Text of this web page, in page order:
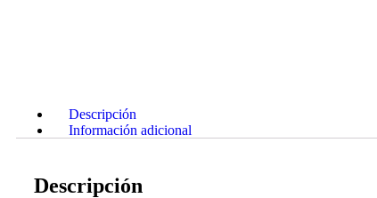
Descripción
Información adicional
Descripción